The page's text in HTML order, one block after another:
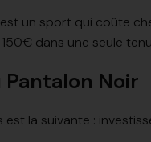
un sport qui coûte
dans une seule
Noir
est la suivante :